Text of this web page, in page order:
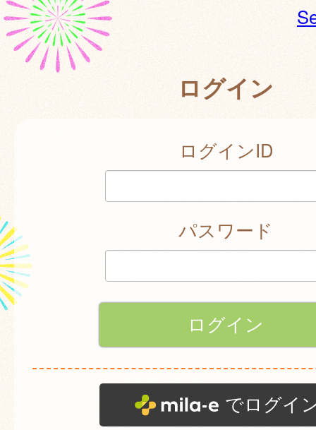
ログイン
ログインID
パスワード
でログイ